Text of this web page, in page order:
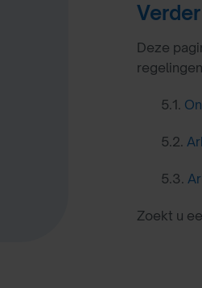
Deze
5.1.
5.2.
5.3.
Zoekt u